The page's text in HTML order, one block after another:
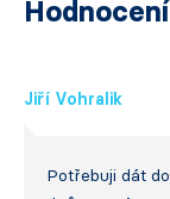
Jiří Vohralik
Potřebuji dát